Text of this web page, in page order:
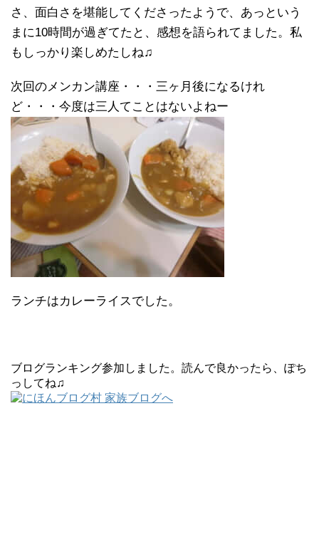
さ、面白さを堪能してくださったようで、あっという
まに10時間が過ぎてたと、感想を語られてました。私
もしっかり楽しめたしね♫
次回のメンカン講座・・・三ヶ月後になるけれ
ど・・・今度は三人てことはないよねー
ランチはカレーライスでした。
ブログランキング参加しました。読んで良かったら、ぽち
っしてね♫